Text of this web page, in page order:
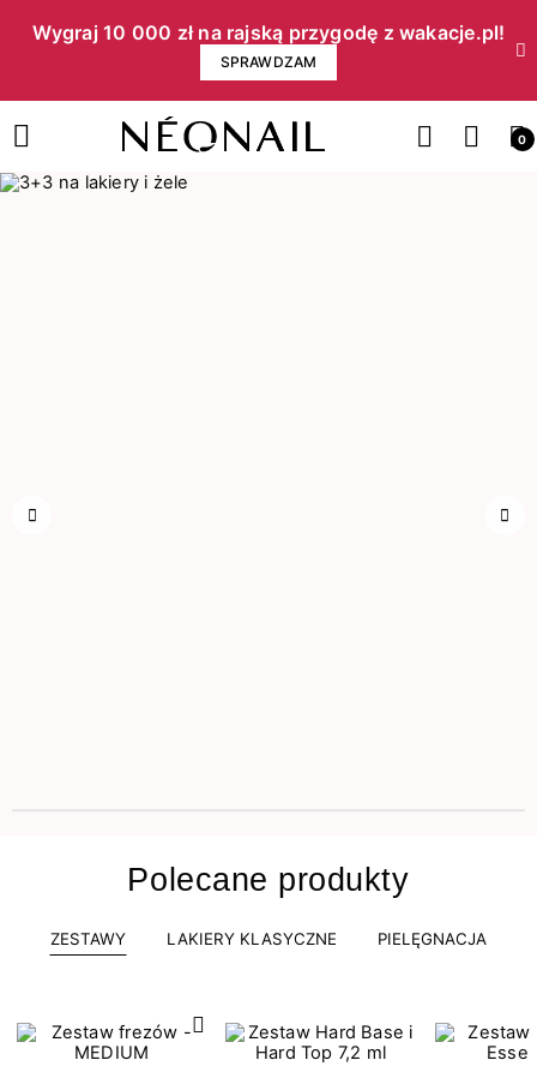
Wygraj 10 000 zł na rajską przygodę z wakacje.pl!​
SPRAWDZAM
0
Polecane produkty
ZESTAWY LAKIERY KLASYCZNE PIELĘGNACJA